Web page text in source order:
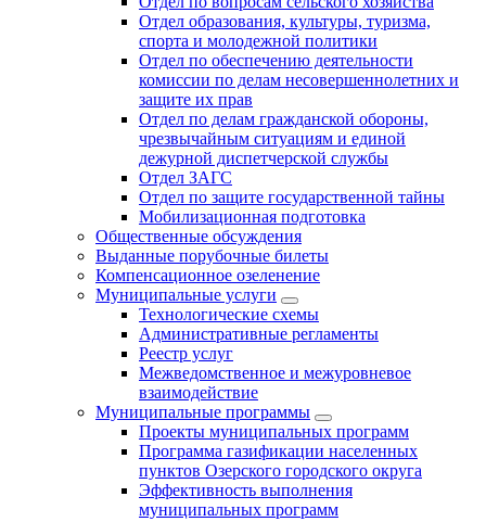
Отдел образования, культуры, туризма,
спорта и молодежной политики
Отдел по обеспечению деятельности
комиссии по делам несовершеннолетних и
защите их прав
Отдел по делам гражданской обороны,
чрезвычайным ситуациям и единой
дежурной диспетчерской службы
Отдел ЗАГС
Отдел по защите государственной тайны
Мобилизационная подготовка
Общественные обсуждения
Выданные порубочные билеты
Компенсационное озеленение
Муниципальные услуги
Технологические схемы
Административные регламенты
Реестр услуг
Межведомственное и межуровневое
взаимодействие
Муниципальные программы
Проекты муниципальных программ
Программа газификации населенных
пунктов Озерского городского округа
Эффективность выполнения
муниципальных программ